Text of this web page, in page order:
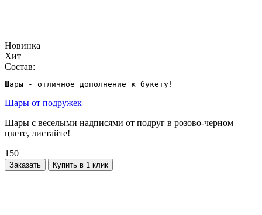
Новинка
Хит
Состав:
Шары - отличное дополнение к букету!
Шары от подружек
Шары с веселыми надписями от подруг в розово-черном
цвете, листайте!
150
Заказать Купить в 1 клик